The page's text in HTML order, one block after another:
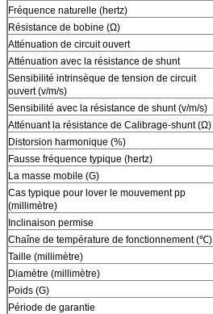
Fréquence naturelle (hertz)
Résistance de bobine (Ω)
Atténuation de circuit ouvert
Atténuation avec la résistance de shunt
Sensibilité intrinsèque de tension de circuit
ouvert (v/m/s)
Sensibilité avec la résistance de shunt (v/m/s)
Atténuant la résistance de Calibrage-shunt (Ω)
Distorsion harmonique (%)
Fausse fréquence typique (hertz)
La masse mobile (G)
Cas typique pour lover le mouvement pp
(millimètre)
Inclinaison permise
Chaîne de température de fonctionnement (℃)
Taille (millimètre)
Diamètre (millimètre)
Poids (G)
Période de garantie